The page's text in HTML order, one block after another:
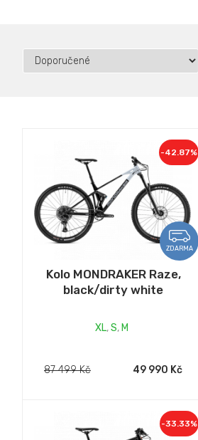
ZDARMA
-42.87%
Kolo MONDRAKER Raze,
black/dirty white
XL,S, M
87 499 Kč 49 990 Kč
-33.33%